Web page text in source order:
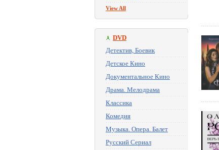
View All
DVD
Детектив, Боевик
Детское Кино
Документальное Кино
Драма. Мелодрама
Классика
Комедия
Музыка. Опера. Балет
Русский Сериал